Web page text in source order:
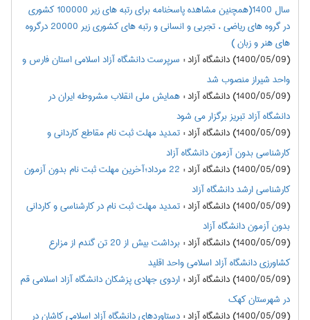
سال 1400(همچنین مشاهده پاسخنامه برای رتبه های زیر 100000 کشوری
در گروه های ریاضی ، تجربی و انسانی و رتبه های کشوری زیر 20000 درگروه
های هنر و زبان )
(1400/05/09) دانشگاه آزاد
: سرپرست دانشگاه آزاد اسلامی استان فارس و
واحد شیراز منصوب شد
(1400/05/09) دانشگاه آزاد
:همایش ملی انقلاب مشروطه ایران در
دانشگاه آزاد تبریز برگزار می شود
(1400/05/09) دانشگاه آزاد
:تمدید مهلت ثبت نام مقاطع کاردانی و
کارشناسی بدون آزمون دانشگاه آزاد
(1400/05/09) دانشگاه آزاد
:
22 مرداد؛آخرین مهلت ثبت نام بدون آزمون
کارشناسی ارشد دانشگاه آزاد
(1400/05/09) دانشگاه آزاد
:تمدید مهلت ثبت نام در کارشناسی و کاردانی
بدون آزمون دانشگاه آزاد
(1400/05/09) دانشگاه آزاد
:
برداشت بیش از 20 تن گندم از مزارع
کشاورزی دانشگاه آزاد اسلامی واحد اقلید
(1400/05/09) دانشگاه آزاد
:اردوی جهادی پزشکان دانشگاه آزاد اسلامی قم
در شهرستان کهک
(1400/05/09) دانشگاه آزاد
:دستاوردهای دانشگاه آزاد اسلامی کاشان در